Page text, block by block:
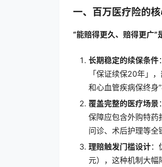
一、百万医疗险的
“能赔得更久、赔得更广
长期稳定的续保条件
「保证续保20年」
和心血管疾病保终身
覆盖完整的医疗场景
保障应包含外购特
问诊、术后护理等全
理赔触发门槛设计：
元），这种机制大幅